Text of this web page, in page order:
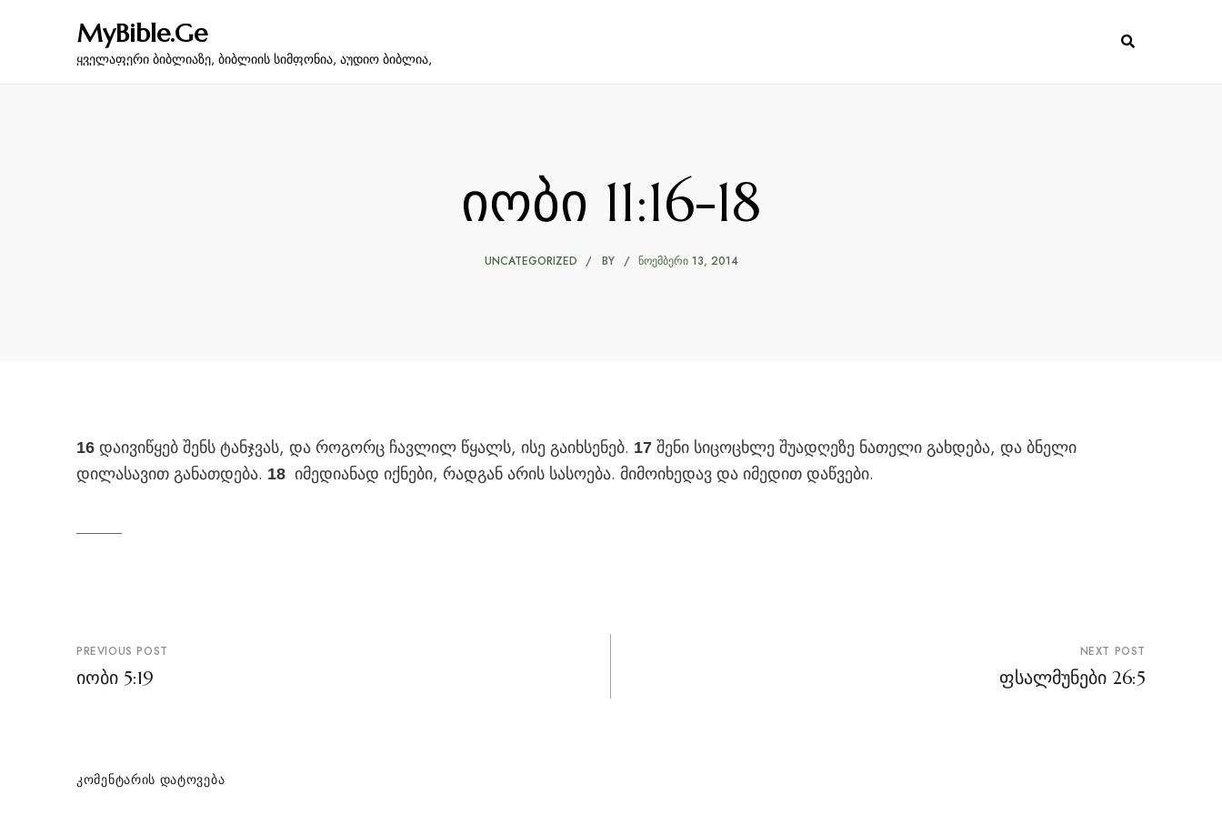
MyBible.Ge
ყველაფერი ბიბლიაზე, ბიბლიის სიმფონია, აუდიო ბიბლია,
იობი 11:16-18
UNCATEGORIZED BY ᲜᲝᲔᲛᲑᲔᲠᲘ 13, 2014
16 დაივიწყებ შენს ტანჯვას, და როგორც ჩავლილ წყალს, ისე გაიხსენებ. 17 შენი სიცოცხლე შუადღეზე ნათელი გახდება, და ბნელი
დილასავით განათდება. 18 იმედიანად იქნები, რადგან არის სასოება. მიმოიხედავ და იმედით დაწვები.
პოსტის
ნავიგაცია
PREVIOUS POST
იობი 5:19
NEXT POST
ფსალმუნები 26:5
ᲙᲝᲛᲔᲜᲢᲐᲠᲘᲡ ᲓᲐᲢᲝᲕᲔᲑᲐ